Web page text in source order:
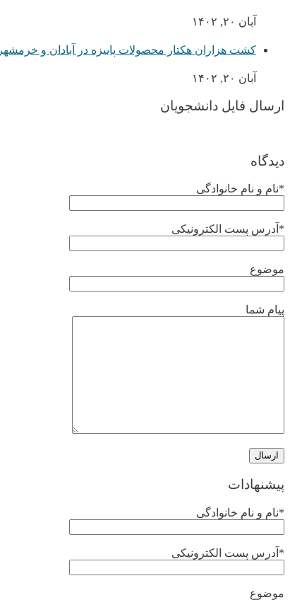
آبان ۲۰, ۱۴۰۲
کشت هزاران هکتار محصولات پاییزه در آبادان و خرمشهر
آبان ۲۰, ۱۴۰۲
ارسال فایل دانشجویان
دیدگاه
*نام و نام خانوادگی
*آدرس پست الکترونیکی
موضوع
پیام شما
پیشنهادات
*نام و نام خانوادگی
*آدرس پست الکترونیکی
موضوع